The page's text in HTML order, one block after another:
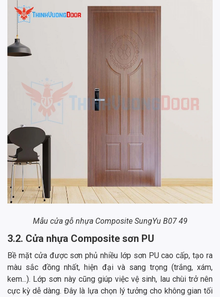
Mẫu cửa gỗ nhựa Composite SungYu B07 49
3.2. Cửa nhựa Composite sơn PU
Bề mặt cửa được sơn phủ nhiều lớp sơn PU cao cấp, tạo ra
màu sắc đồng nhất, hiện đại và sang trọng (trắng, xám,
kem...). Lớp sơn này cũng giúp việc vệ sinh, lau chùi trở nên
cực kỳ dễ dàng. Đây là lựa chọn lý tưởng cho không gian tối